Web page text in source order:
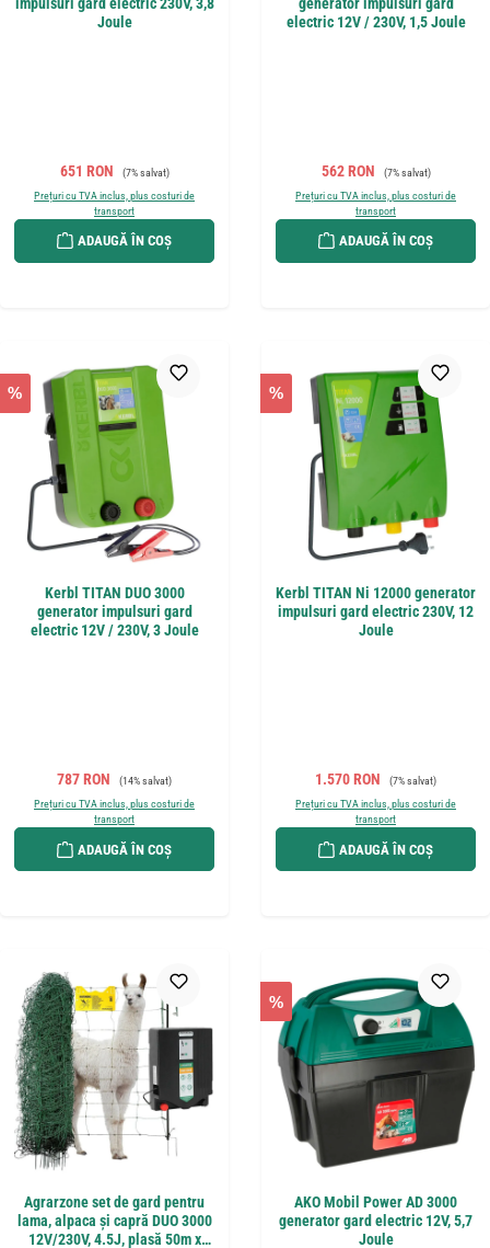
Joule
Preț de vânzare:
651 RON Preț obișnuit:
(7% salvat)
Prețuri cu TVA inclus, plus costuri de
transport
ADAUGĂ ÎN COȘ
electric 12V / 230V, 1,5 Joule
Preț de vânzare:
562 RON Preț obișnuit:
(7% salvat)
Prețuri cu TVA inclus, plus costuri de
transport
ADAUGĂ ÎN COȘ
%
Kerbl TITAN DUO 3000
generator impulsuri gard
electric 12V / 230V, 3 Joule
Preț de vânzare:
787 RON Preț obișnuit:
(14% salvat)
Prețuri cu TVA inclus, plus costuri de
transport
ADAUGĂ ÎN COȘ
%
Kerbl TITAN Ni 12000 generator
impulsuri gard electric 230V, 12
Joule
Preț de vânzare:
1.570 RON Preț obișnuit:
(7% salvat)
Prețuri cu TVA inclus, plus costuri de
transport
ADAUGĂ ÎN COȘ
Agrarzone set de gard pentru
lama, alpaca și capră DUO 3000
12V/230V, 4.5J, plasă 50m x
%
AKO Mobil Power AD 3000
generator gard electric 12V, 5,7
Joule